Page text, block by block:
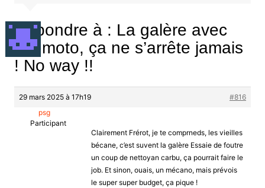
Répondre à : La galère avec
ma moto, ça ne s’arrête jamais
! No way !!
29 mars 2025 à 17h19
#816
psg
Participant
Clairement Frérot, je te comprneds, les vieilles
bécane, c’est suvent la galère Essaie de foutre
un coup de nettoyan carbu, ça pourrait faire le
job. Et sinon, ouais, un mécano, mais prévois
le super super budget, ça pique !